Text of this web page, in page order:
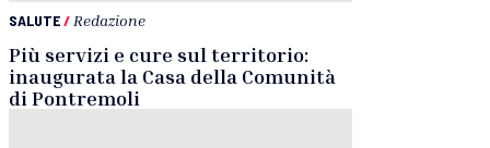
SALUTE/ Redazione
Più servizi e cure sul territorio:
inaugurata la Casa della Comunità
di Pontremoli